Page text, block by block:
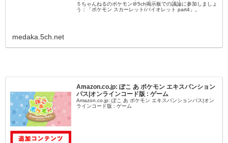
５ちゃんねるのポケモン＠5ch掲示板での議論に参加しましょ
う：「ポケモン スカーレット/バイオレット part4」。
medaka.5ch.net
Amazon.co.jp: ぽこ あ ポケモン エキスパンション
パス|オンラインコード版 : ゲーム
Amazon.co.jp: ぽこ あ ポケモン エキスパンションパス|オン
ラインコード版 : ゲーム